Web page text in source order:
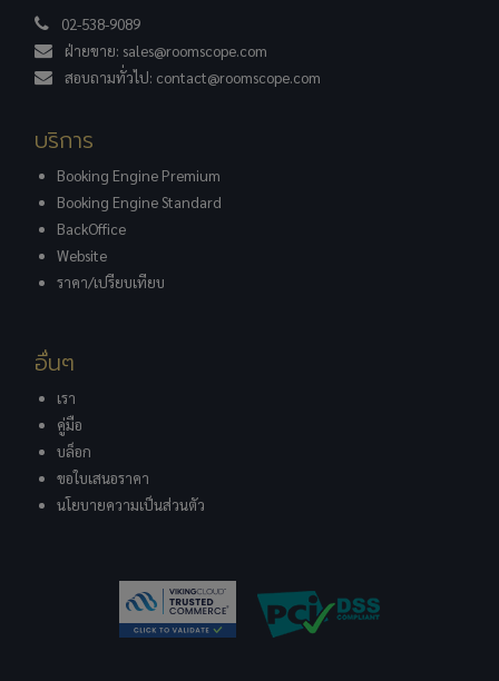
02-538-9089
ฝ่ายขาย: sales@roomscope.com
สอบถามทั่วไป: contact@roomscope.com
บริการ
Booking Engine Premium
Booking Engine Standard
BackOffice
Website
ราคา/เปรียบเทียบ
อื่นๆ
เรา
คู่มือ
บล็อก
ขอใบเสนอราคา
นโยบายความเป็นส่วนตัว